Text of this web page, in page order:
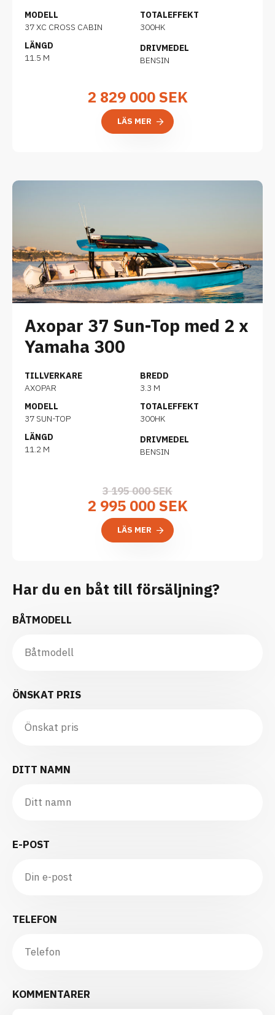
MODELL
37 XC CROSS CABIN
LÄNGD
11.5 M
TOTALEFFEKT
300HK
DRIVMEDEL
BENSIN
2 829 000SEK
LÄS MER
Axopar 37 Sun-Top med 2 x
Yamaha 300
TILLVERKARE
AXOPAR
MODELL
37 SUN-TOP
LÄNGD
11.2 M
BREDD
3.3 M
TOTALEFFEKT
300HK
DRIVMEDEL
BENSIN
3 195 000 SEK
2 995 000 SEK
LÄS MER
Har du en båt till försäljning?
BÅTMODELL
ÖNSKAT PRIS
DITT NAMN
E-POST
TELEFON
KOMMENTARER